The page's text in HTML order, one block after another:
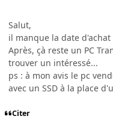
Salut,
il manque la date d'achat
Après, çà reste un PC
trouver un intéressé...
ps : à mon avis le pc
avec un SSD à la place
Citer